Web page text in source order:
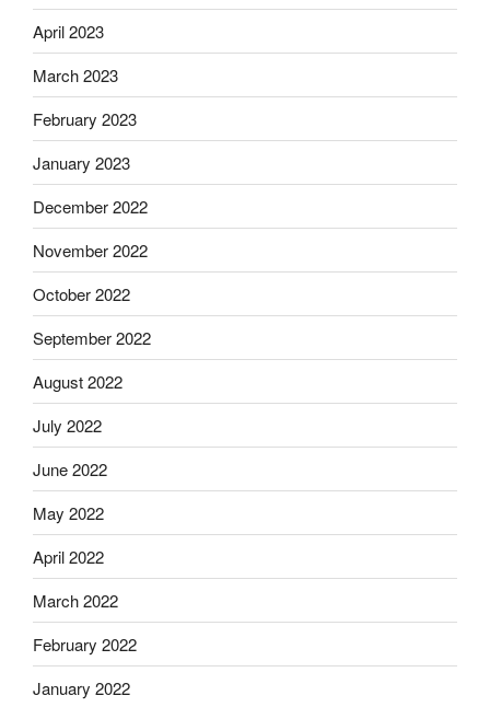
April 2023
March 2023
February 2023
January 2023
December 2022
November 2022
October 2022
September 2022
August 2022
July 2022
June 2022
May 2022
April 2022
March 2022
February 2022
January 2022